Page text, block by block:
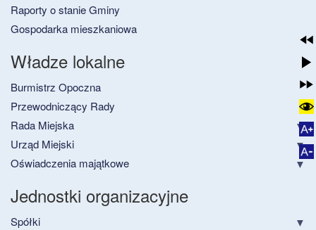
Raporty o stanie Gminy
Gospodarka mieszkaniowa
Władze lokalne
Burmistrz Opoczna
Przewodniczący Rady
Rada Miejska
Urząd Miejski
Oświadczenia majątkowe
Jednostki organizacyjne
Spółki